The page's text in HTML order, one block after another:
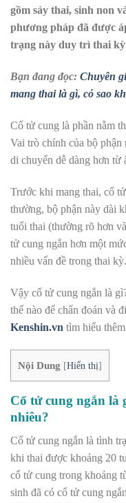
gồm sảy thai, sinh non
phương pháp đã được
trạng này duy trì thai
Bạn đang đọc: Chuyên
mang thai là gì, có sao
Cổ tử cung là phần nằm
Vai trò chính của bộ
di chuyển dễ dàng hơn từ
Trước khi mang thai, cổ
thường, bộ phận này dài
tuổi thai (thường rõ hơn
tử cung ngắn hơn một
nhiều vấn đề trong thai kỳ.
Vậy cổ tử cung ngắn là
thế nào để chẩn đoán và
Kenshin.vn tìm hiểu
Nội Dung [Hiển thị]
Cổ tử cung ngắn là
nhiêu?
Cổ tử cung ngắn là tình
khi thai được khoảng 20
cổ tử cung trong khoảng
sinh đã có cổ tử cung